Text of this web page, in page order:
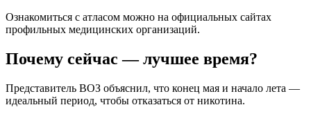
Ознакомиться с атласом можно на официальных сайтах
профильных медицинских организаций.
Почему сейчас — лучшее время?
Представитель ВОЗ объяснил, что конец мая и начало лета —
идеальный период, чтобы отказаться от никотина.